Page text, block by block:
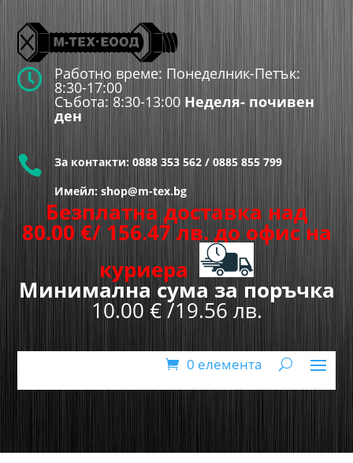
 Работно време: Понеделник-Петък:
8:30-17:00
Събота: 8:30-13:00 Неделя- почивен
ден
 За контакти: 0888 353 562 / 0885 855 799
Имейл: shop@m-tex.bg
Безплатна доставка над
80.00 €/ 156.47 лв. до офис на
куриера
Минимална сума за поръчка
10.00 € /19.56 лв.
0 елемента